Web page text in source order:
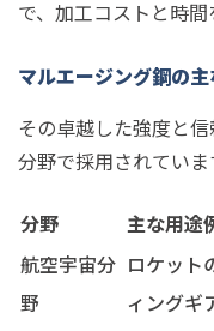
で、加工コストと時間
マルエージング鋼の
その卓越した強度と
分野で採用されていま
分野
主な用途
航空宇宙分
野
ロケット
ィングギ